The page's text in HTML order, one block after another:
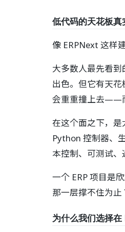
低代码的天花板
像 ERPNext 这样
大多数人最先看
出色。但它有天
会重重撞上去——
在这个面之下，
Python 控制器、
本控制、可测试、
一个 ERP 项目是
那一层撑不住为止
为什么我们选择